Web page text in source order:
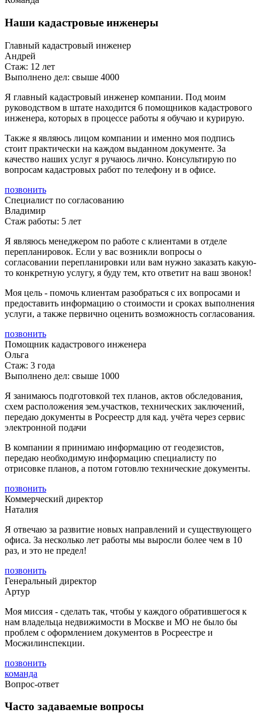
Наши кадастровые инженеры
Главный кадастровый инженер
Андрей
Стаж: 12 лет
Выполнено дел: свыше 4000
Я главный кадастровый инженер компании. Под моим
руководством в штате находится 6 помощников кадастрового
инженера, которых в процессе работы я обучаю и курирую.
Также я являюсь лицом компании и именно моя подпись
стоит практически на каждом выданном документе. За
качество наших услуг я ручаюсь лично. Консультирую по
вопросам кадастровых работ по телефону и в офисе.
позвонить
Специалист по согласованию
Владимир
Стаж работы: 5 лет
Я являюсь менеджером по работе с клиентами в отделе
перепланировок. Если у вас возникли вопросы о
согласовании перепланировки или вам нужно заказать какую-
то конкретную услугу, я буду тем, кто ответит на ваш звонок!
Моя цель - помочь клиентам разобраться с их вопросами и
предоставить информацию о стоимости и сроках выполнения
услуги, а также первично оценить возможность согласования.
позвонить
Помощник кадастрового инженера
Ольга
Стаж: 3 года
Выполнено дел: свыше 1000
Я занимаюсь подготовкой тех планов, актов обследования,
схем расположения зем.участков, технических заключений,
передаю документы в Росреестр для кад. учёта через сервис
электронной подачи
В компании я принимаю информацию от геодезистов,
передаю необходимую информацию специалисту по
отрисовке планов, а потом готовлю технические документы.
позвонить
Коммерческий директор
Наталия
Я отвечаю за развитие новых направлений и существующего
офиса. За несколько лет работы мы выросли более чем в 10
раз, и это не предел!
позвонить
Генеральный директор
Артур
Моя миссия - сделать так, чтобы у каждого обратившегося к
нам владельца недвижимости в Москве и МО не было бы
проблем с оформлением документов в Росреестре и
Мосжилинспекции.
позвонить
команда
Вопрос-ответ
Часто задаваемые вопросы